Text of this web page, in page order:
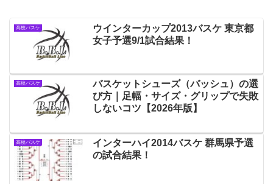
高校バスケ
ウインターカップ2013バスケ 東京都
女子予選9/1試合結果！
高校バスケ
バスケットシューズ（バッシュ）の選
び方｜足幅・サイズ・グリップで失敗
しないコツ【2026年版】
高校バスケ
インターハイ2014バスケ 群馬県予選
の試合結果！